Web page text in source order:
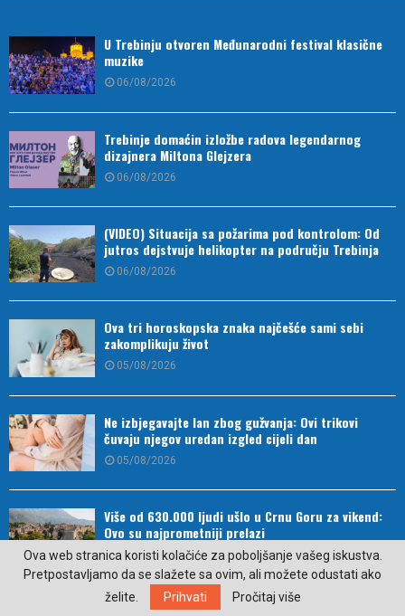
U Trebinju otvoren Međunarodni festival klasične
muzike
06/08/2026
Trebinje domaćin izložbe radova legendarnog
dizajnera Miltona Glejzera
06/08/2026
(VIDEO) Situacija sa požarima pod kontrolom: Od
jutros dejstvuje helikopter na području Trebinja
06/08/2026
Ova tri horoskopska znaka najčešće sami sebi
zakomplikuju život
05/08/2026
Ne izbjegavajte lan zbog gužvanja: Ovi trikovi
čuvaju njegov uredan izgled cijeli dan
05/08/2026
Više od 630.000 ljudi ušlo u Crnu Goru za vikend:
Ovo su najprometniji prelazi
05/08/2026
Trebinje: Izložba umjetničke fotografije u okviru
Ova web stranica koristi kolačiće za poboljšanje vašeg iskustva.
Pretpostavljamo da se slažete sa ovim, ali možete odustati ako
želite.
Prihvati Pročitaj više